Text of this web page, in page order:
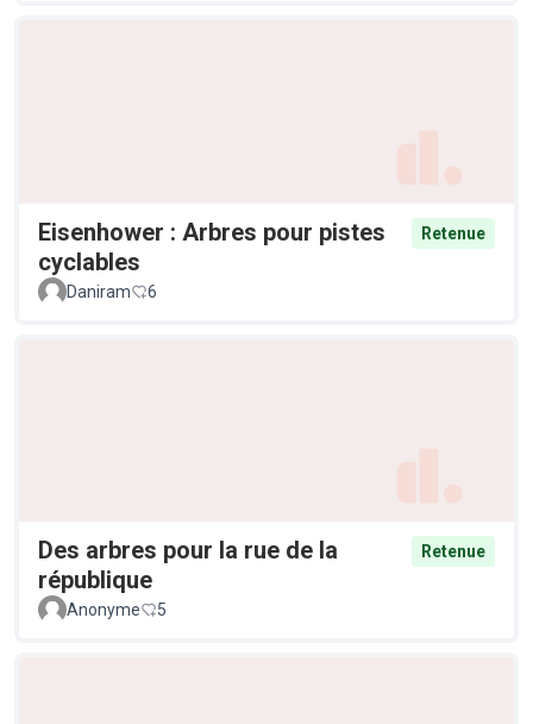
Eisenhower : Arbres pour pistes
cyclables
Retenue
Daniram 6
Des arbres pour la rue de la
république
Retenue
Anonyme 5